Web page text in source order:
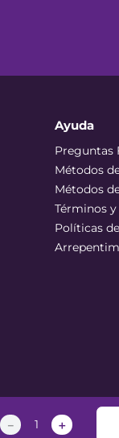
＋
－
Ayuda
Preguntas
Métodos
Métodos
Términos
Políticas